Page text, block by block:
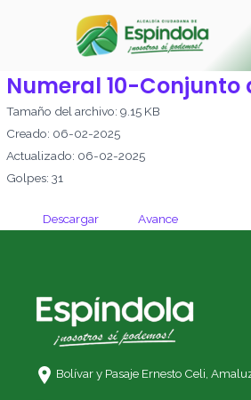
Numeral 10-Conjunto
Tamaño del archivo: 9.15 KB
Creado: 06-02-2025
Actualizado: 06-02-2025
Golpes: 31
Descargar Avance
Bolívar y Pasaje Ernesto Celi,